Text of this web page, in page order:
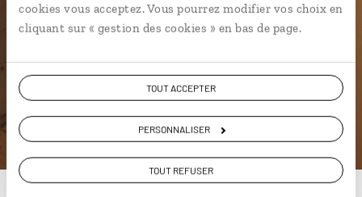
cookies vous acceptez. Vous pourrez modifier vos choix en
cliquant sur « gestion des cookies » en bas de page.
TOUT ACCEPTER
PERSONNALISER
TOUT REFUSER
ou
Construisez votre voyage avec un spécialiste Arabie
Saoudite
01 84 74 99 48